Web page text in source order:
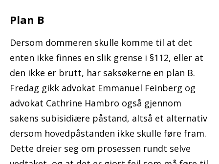
Plan B
Dersom dommeren skulle komme til at det
enten ikke finnes en slik grense i §112, eller at
den ikke er brutt, har saksøkerne en plan B.
Fredag gikk advokat Emmanuel Feinberg og
advokat Cathrine Hambro også gjennom
sakens subisidiære påstand, altså et alternativ
dersom hovedpåstanden ikke skulle føre fram.
Dette dreier seg om prosessen rundt selve